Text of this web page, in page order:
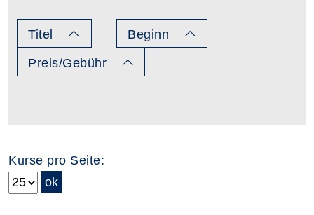
Titel Beginn
Preis/Gebühr
Kurse pro Seite: